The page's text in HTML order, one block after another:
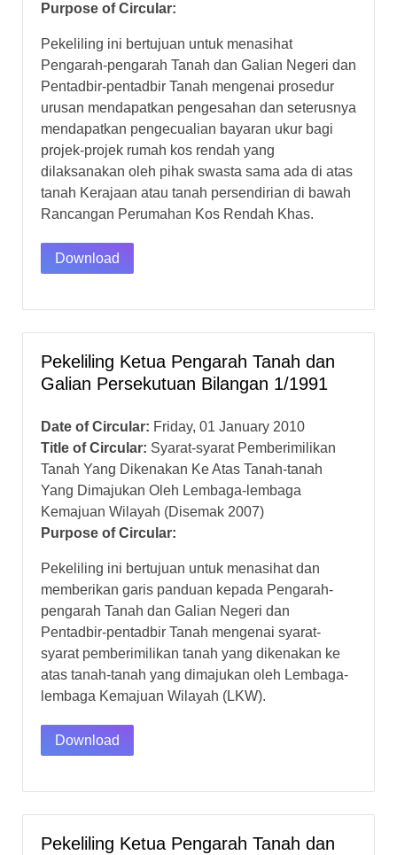
Purpose of Circular:
Pekeliling ini bertujuan untuk menasihat
Pengarah-pengarah Tanah dan Galian Negeri dan
Pentadbir-pentadbir Tanah mengenai prosedur
urusan mendapatkan pengesahan dan seterusnya
mendapatkan pengecualian bayaran ukur bagi
projek-projek rumah kos rendah yang
dilaksanakan oleh pihak swasta sama ada di atas
tanah Kerajaan atau tanah persendirian di bawah
Rancangan Perumahan Kos Rendah Khas.
Download
Pekeliling Ketua Pengarah Tanah dan
Galian Persekutuan Bilangan 1/1991
Date of Circular: Friday, 01 January 2010
Title of Circular: Syarat-syarat Pemberimilikan
Tanah Yang Dikenakan Ke Atas Tanah-tanah
Yang Dimajukan Oleh Lembaga-lembaga
Kemajuan Wilayah (Disemak 2007)
Purpose of Circular:
Pekeliling ini bertujuan untuk menasihat dan
memberikan garis panduan kepada Pengarah-
pengarah Tanah dan Galian Negeri dan
Pentadbir-pentadbir Tanah mengenai syarat-
syarat pemberimilikan tanah yang dikenakan ke
atas tanah-tanah yang dimajukan oleh Lembaga-
lembaga Kemajuan Wilayah (LKW).
Download
Pekeliling Ketua Pengarah Tanah dan